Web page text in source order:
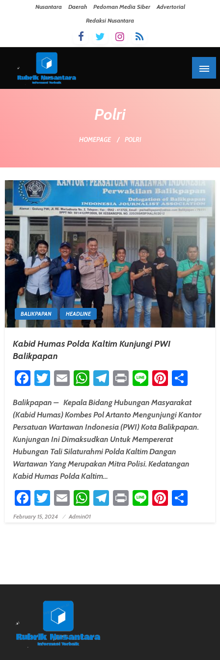
Nusantara Daerah Pedoman Media Siber
Advertorial
Redaksi Nusantara
Polri
HOMEPAGE POLRI
BALIKPAPAN HEADLINE
Kabid Humas Polda Kaltim Kunjungi PWI
Balikpapan
Facebook
Twitter
EmailWhatsApp
Telegram
PrintLine
Balikpapan – Kepala Bidang Hubungan Masyarakat
(Kabid Humas) Kombes Pol Artanto Mengunjungi Kantor
Persatuan Wartawan Indonesia (PWI) Kota Balikpapan.
Kunjungan Ini Dimaksudkan Untuk Mempererat
Hubungan Tali Silaturahmi Polda Kaltim Dangan
Wartawan Yang Merupakan Mitra Polisi. Kedatangan
Kabid Humas Polda Kaltim…
Facebook
Twitter
EmailWhatsApp
Telegram
PrintLine
Posted On
February 15, 2024 Admin01